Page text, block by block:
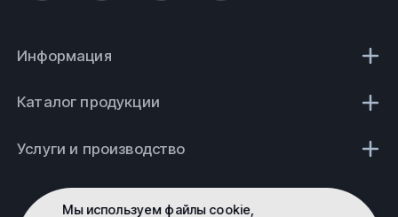
Мы используем файлы cookie,
Информация
Каталог продукции
Услуги и производство